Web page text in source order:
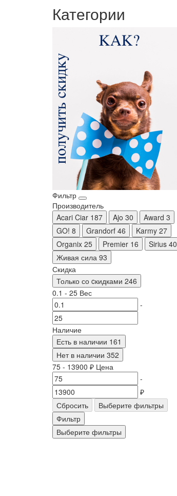
Категории
Фильтр
Производитель
Acari Ciar 187 Ajo 30 Award 3
GO! 8 Grandorf 46 Karmy 27
Organix 25 Premier 16 Sirius 40
Живая сила 93
Скидка
Только со cкидками 246
0.1 - 25 Вес
-
Наличие
Есть в наличии 161
Нет в наличии 352
75 - 13900 ₽ Цена
-
₽
Сбросить
Выберите фильтры
Фильтр
Выберите фильтры